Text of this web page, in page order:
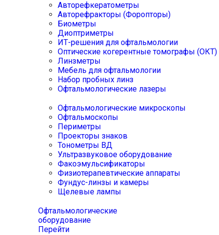
Авторефкератометры
Авторефракторы (Форопторы)
Биометры
Диоптриметры
ИТ-решения для офтальмологии
Оптические когерентные томографы (ОКТ)
Линзметры
Мебель для офтальмологии
Набор пробных линз
Офтальмологические лазеры
Офтальмологические микроскопы
Офтальмоскопы
Периметры
Проекторы знаков
Тонометры ВД
Ультразвуковое оборудование
Факоэмульсификаторы
Физиотерапевтические аппараты
Фундус-линзы и камеры
Щелевые лампы
Офтальмологические
оборудование
Перейти